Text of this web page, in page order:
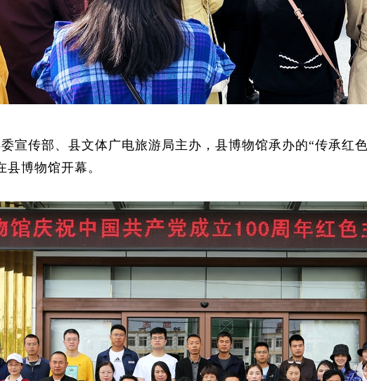
传部、县文体广电旅游局主办，县博物馆承办的“传承红
博物馆开幕。